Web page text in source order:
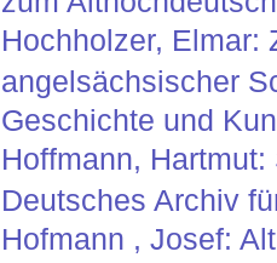
Hochholzer, Elmar:
angelsächsischer
Geschichte und
Hoffmann,
Deutsches Archiv
Hofmann , Josef: